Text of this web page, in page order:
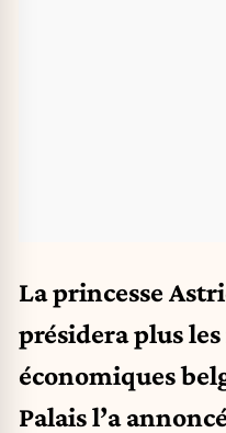
La princesse
présidera plus
économiques
Palais l’a